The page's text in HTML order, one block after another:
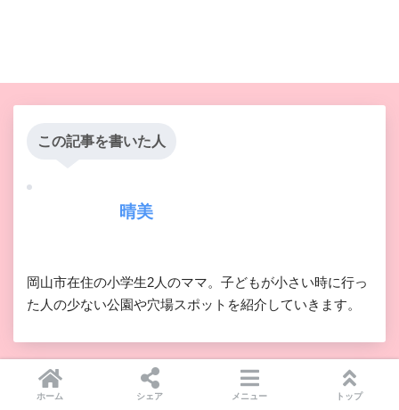
この記事を書いた人
晴美
岡山市在住の小学生2人のママ。子どもが小さい時に行っ
た人の少ない公園や穴場スポットを紹介していきます。
ホーム シェア メニュー トップ